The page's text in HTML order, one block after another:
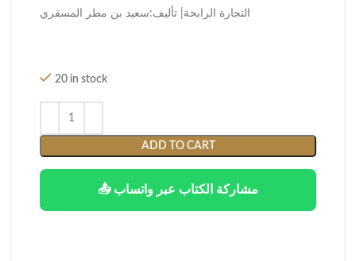
التجارة الرابحة| تأليف:سعيد بن مطر المسقري
20 in stock
ADD TO CART
📤 مشاركة الكتاب عبر واتساب